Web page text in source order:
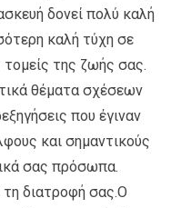
δονεί πολύ καλή
καλή τύχη σε
τομείς της ζωής σας.
θέματα σχέσεων
που έγιναν
και σημαντικούς
σας πρόσωπα.
διατροφή σας.Ο